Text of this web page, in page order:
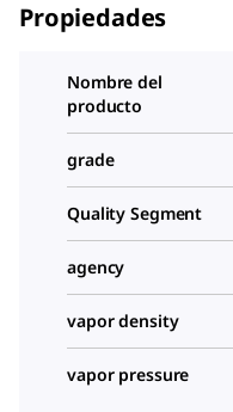
Propiedades
Nombre del
producto
grade
Quality Segment
agency
vapor density
vapor pressure